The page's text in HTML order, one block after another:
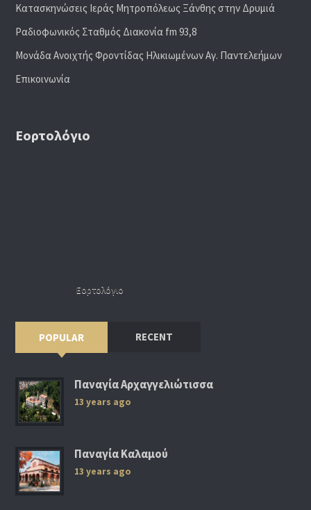
Κατασκηνώσεις Ιεράς Μητροπόλεως Ξάνθης στην Δρυμιά
Ραδιoφωνικός Σταθμός Διακονία fm 93,8
Μονάδα Ανοιχτής Φροντίδας Ηλικιωμένων Αγ. Παντελεήμων
Επικοινωνία
Εορτολόγιο
Εορτολόγιο
POPULAR RECENT
Παναγία Αρχαγγελιώτισσα
13 years ago
Παναγία Καλαμού
13 years ago